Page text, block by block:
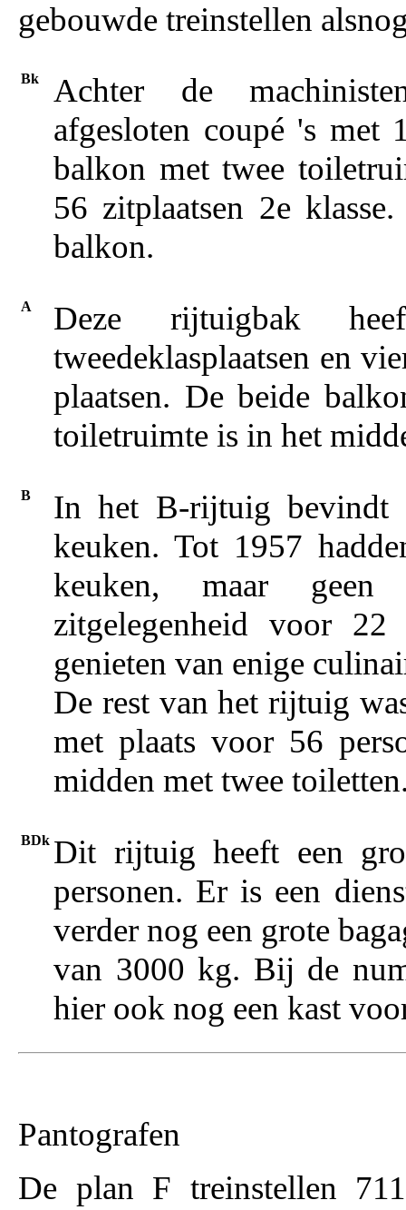
gebouwde treinstellen
Bk
Achter de
afgesloten coupé 's met
balkon met twee
56 zitplaatsen 2e
balkon.
A
Deze rijtuigbak
tweedeklasplaatsen en
plaatsen. De beide
toiletruimte is in het
B
In het B-rijtuig bevindt
keuken. Tot 1957
keuken, maar geen
zitgelegenheid voor
genieten van enige
De rest van het rijtuig
met plaats voor 56
midden met twee
BDk Dit rijtuig heeft een
personen. Er is een
verder nog een grote
van 3000 kg. Bij de
hier ook nog een kast
Pantografen
De plan F treinstellen